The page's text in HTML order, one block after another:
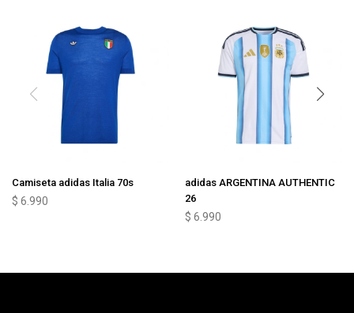
Camiseta adidas Italia 70s
$ 6.990
adidas ARGENTINA AUTHENTIC
26
$ 6.990